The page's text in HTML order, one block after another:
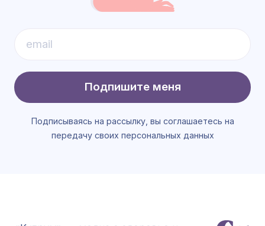
Подпишите меня
Подписываясь на рассылку, вы соглашаетесь на
передачу своих персональных данных